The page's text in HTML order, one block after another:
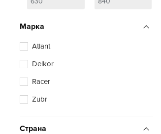
Марка
Atlant
Delkor
Racer
Zubr
Страна